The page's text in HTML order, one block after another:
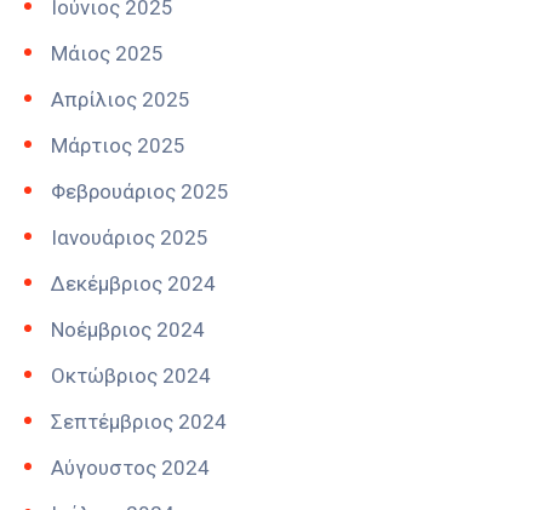
Ιούνιος 2025
Μάιος 2025
Απρίλιος 2025
Μάρτιος 2025
Φεβρουάριος 2025
Ιανουάριος 2025
Δεκέμβριος 2024
Νοέμβριος 2024
Οκτώβριος 2024
Σεπτέμβριος 2024
Αύγουστος 2024